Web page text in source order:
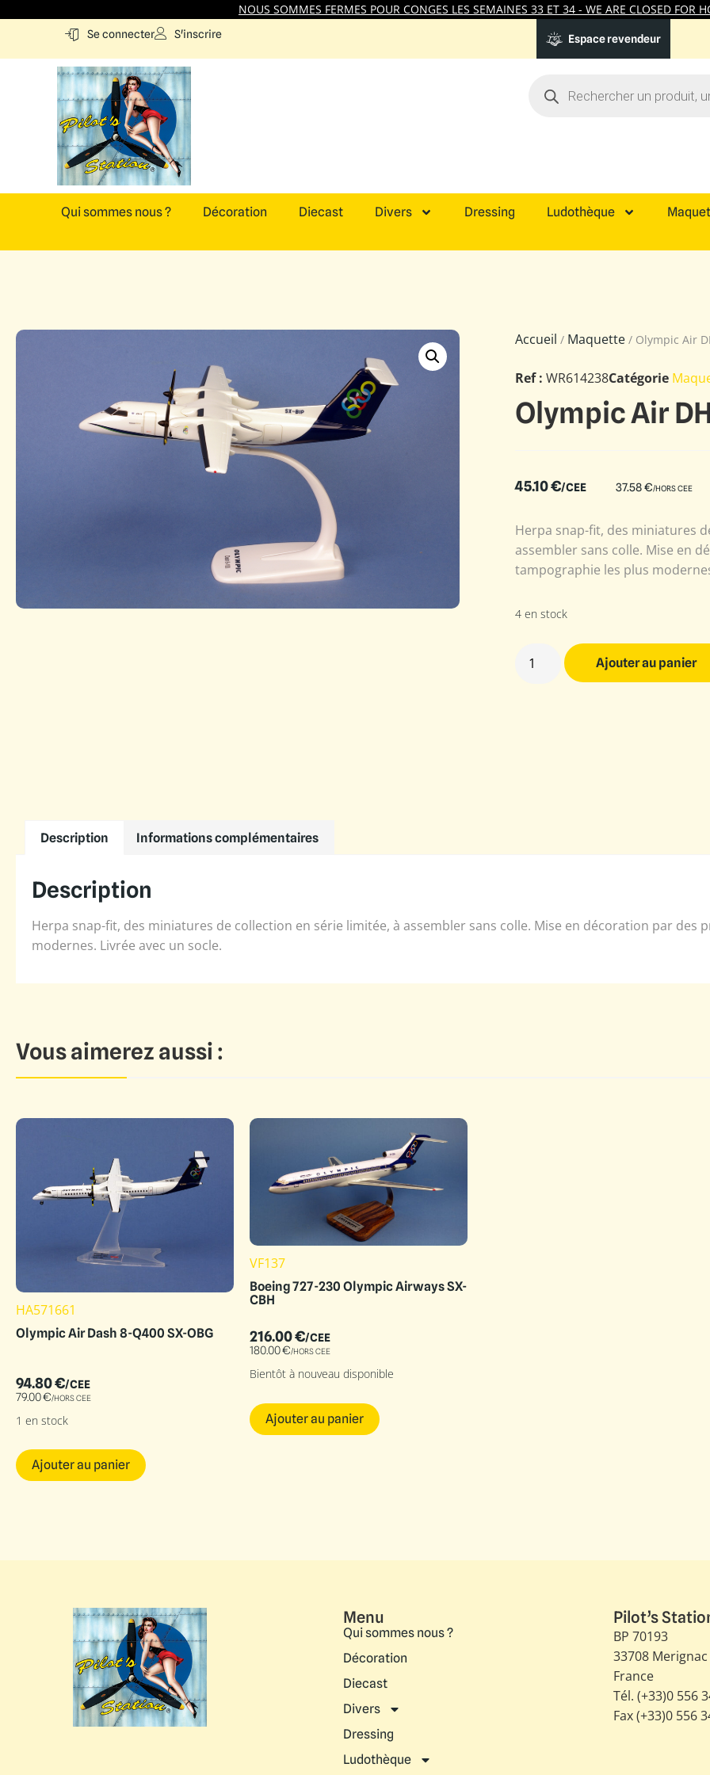
NOUS SOMMES FERMES POUR CONGES LES SEMAINES 33 ET 34 - WE ARE CLOSED FOR
Se connecter S'inscrire Espace revendeur
Qui sommes nous ? Décoration Diecast Divers Dressing Ludothèque
Accueil / Maquette / Olympic Air
Ref : WR614238Catégorie
Olympic Air
45.10€/CEE 37.58€/HORS CEE
Herpa snap-fit, des miniatures
assembler sans colle. Mise en
tampographie les plus
4 en stock
Ajouter au panier
Description Informations complémentaires
Description
Herpa snap-fit, des miniatures de collection en série limitée, à assembler sans colle. Mise en décoration par des
modernes. Livrée avec un socle.
Vous aimerez aussi :
HA571661
Olympic Air Dash 8-Q400 SX-OBG
94.80€/CEE
79.00€/HORS CEE
1 en stock
Ajouter au panier
VF137
Boeing 727-230 Olympic Airways SX-
CBH
216.00€/CEE
180.00€/HORS CEE
Bientôt à nouveau disponible
Ajouter au panier
Menu
Qui sommes nous ?
Décoration
Diecast
Divers
Dressing
Ludothèque
Pilot’s
BP 70193
33708
France
Tél. (+33)0 556
Fax (+33)0 556